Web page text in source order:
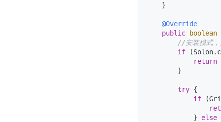
    }
@Override
public
boolean
//安装模式，
if
return
        }
try {
if
            }
else